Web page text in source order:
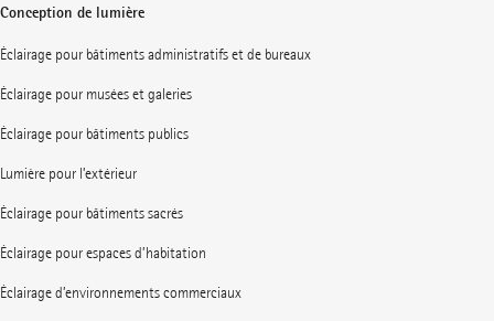
Conception de lumière
Éclairage pour bâtiments administratifs et de bureaux
Éclairage pour musées et galeries
Éclairage pour bâtiments publics
Lumière pour l’extérieur
Éclairage pour bâtiments sacrés
Éclairage pour espaces d’habitation
Éclairage d’environnements commerciaux